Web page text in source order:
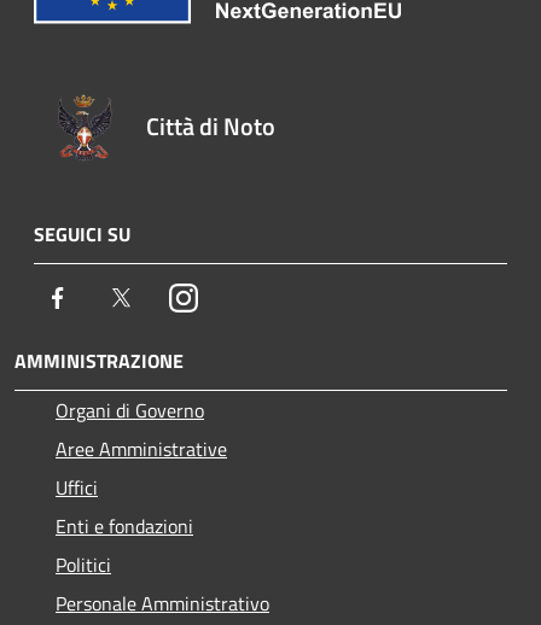
Città di Noto
SEGUICI SU
Facebook TwitterInstagram
AMMINISTRAZIONE
Organi di Governo
Aree Amministrative
Uffici
Enti e fondazioni
Politici
Personale Amministrativo